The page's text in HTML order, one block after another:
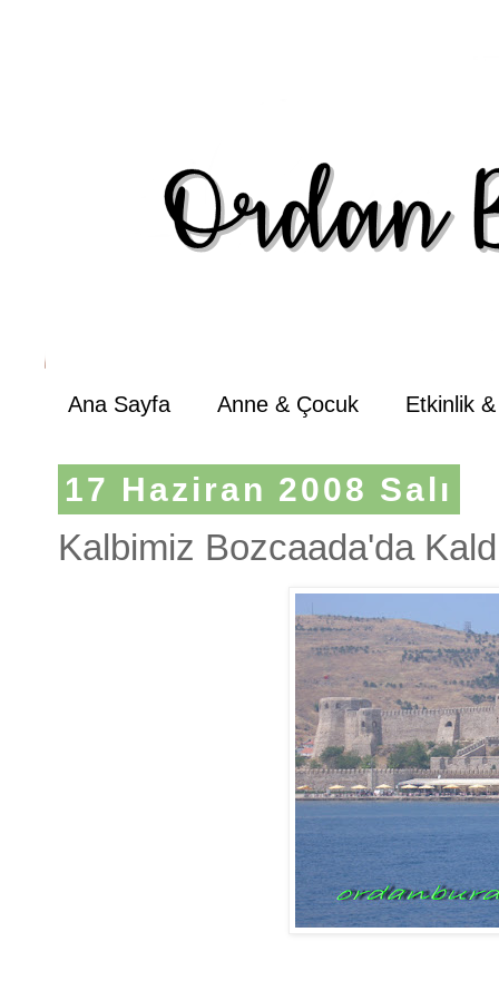
Ana Sayfa Anne & Çocuk Etkinlik
17 Haziran 2008 Salı
Kalbimiz Bozcaada'da